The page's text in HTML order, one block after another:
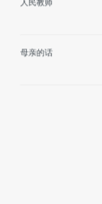
人民教师
母亲的话